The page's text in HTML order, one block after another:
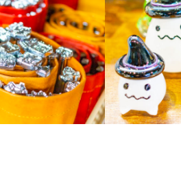
ガラス商品